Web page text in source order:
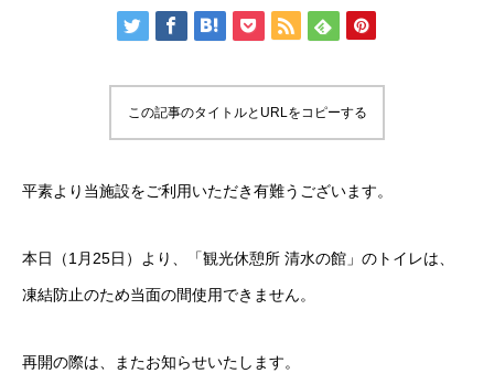
この記事のタイトルとURLをコピーする
平素より当施設をご利用いただき有難うございます。
本日（1月25日）より、「観光休憩所 清水の館」のトイレは、
凍結防止のため当面の間使用できません。
再開の際は、またお知らせいたします。